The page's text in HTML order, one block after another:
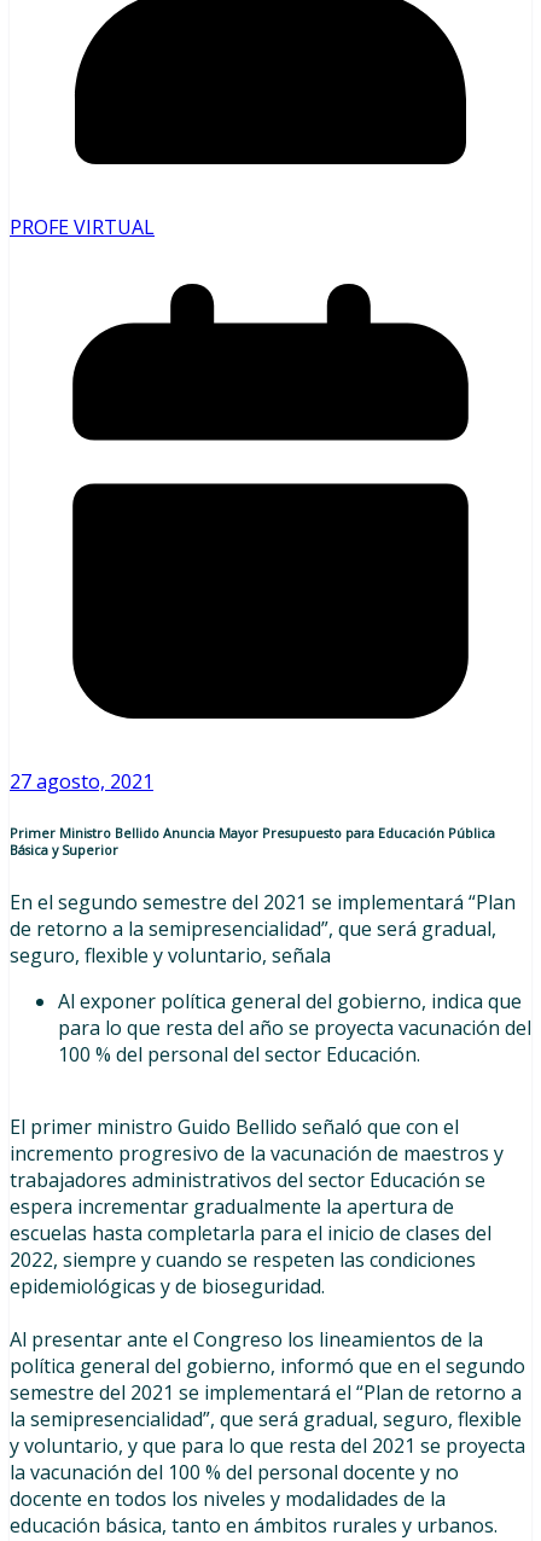
PROFE VIRTUAL
27 agosto, 2021
Primer Ministro Bellido Anuncia Mayor Presupuesto para Educación Pública
Básica y Superior
En el segundo semestre del 2021 se implementará “Plan
de retorno a la semipresencialidad”, que será gradual,
seguro, flexible y voluntario, señala
Al exponer política general del gobierno, indica que
para lo que resta del año se proyecta vacunación del
100 % del personal del sector Educación.
El primer ministro Guido Bellido señaló que con el
incremento progresivo de la vacunación de maestros y
trabajadores administrativos del sector Educación se
espera incrementar gradualmente la apertura de
escuelas hasta completarla para el inicio de clases del
2022, siempre y cuando se respeten las condiciones
epidemiológicas y de bioseguridad.
Al presentar ante el Congreso los lineamientos de la
política general del gobierno, informó que en el segundo
semestre del 2021 se implementará el “Plan de retorno a
la semipresencialidad”, que será gradual, seguro, flexible
y voluntario, y que para lo que resta del 2021 se proyecta
la vacunación del 100 % del personal docente y no
docente en todos los niveles y modalidades de la
educación básica, tanto en ámbitos rurales y urbanos.